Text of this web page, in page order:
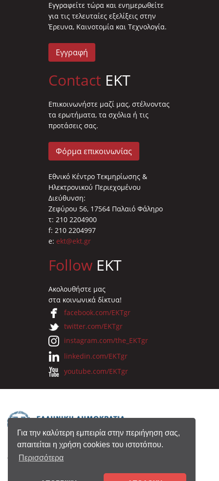
Για την καλύτερη εμπειρία στην περιήγηση σας,
απαιτείται η χρήση cookies του ιστοτόπου.
Περισσότερα
Eγγραφείτε τώρα και ενημερωθείτε
για τις τελευταίες εξελίξεις στην
Έρευνα, Καινοτομία και Τεχνολογία.
Εγγραφή
Contact EKT
Επικοινωνήστε μαζί μας, στέλνοντας
τα ερωτήματα, τα σχόλια ή τις
προτάσεις σας.
Φόρμα επικοινωνίας
Εθνικό Κέντρο Τεκμηρίωσης &
Ηλεκτρονικού Περιεχομένου
Διεύθυνση:
Ζεφύρου 56, 17564 Παλαιό Φάληρο
τ: 210 2204900
f: 210 2204997
e: ekt@ekt.gr
Follow EKT
Ακολουθήστε μας
στα κοινωνικά δίκτυα!
facebook.com/EKTgr
twitter.com/EKTgr
instagram.com/the_EKTgr
linkedin.com/EKTgr
youtube.com/EKTgr
© 2026 Eθνικό Κέντρο Τεκμηρίωσης